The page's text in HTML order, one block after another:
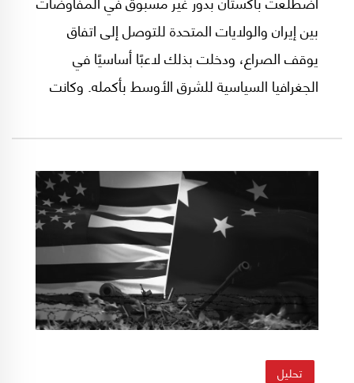
بين إيران والولايات المتحدة للتوصل إلى اتفاق
يوقف الصراع، ودخلت بذلك لاعبًا أساسيًا في
الجغرافيا السياسية للشرق الأوسط بأكمله. وكانت
تضررت بشدة من إغلاق مضيق هرمز، الذي تمر عبره
90% من إمداداتها النفطية. كما تتشارك مع إيران
حدودًا تمتد نحو 900 كيلومتر، وما يرافق ذلك من
خصوصيات اجتماعية وإثنية عابرة للحدود.
تحليل